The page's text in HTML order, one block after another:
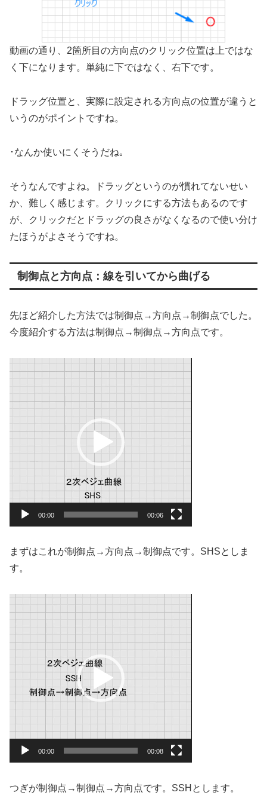
動画の通り、2箇所目の方向点のクリック位置は上ではな
く下になります。単純に下ではなく、右下です。
ドラッグ位置と、実際に設定される方向点の位置が違うと
いうのがポイントですね。
･なんか使いにくそうだね｡
そうなんですよね。ドラッグというのが慣れてないせい
か、難しく感じます。クリックにする方法もあるのです
が、クリックだとドラッグの良さがなくなるので使い分け
たほうがよさそうですね。
制御点と方向点：線を引いてから曲げる
先ほど紹介した方法では制御点→方向点→制御点でした。
今度紹介する方法は制御点→制御点→方向点です。
プ
ー
00:00 00:06
まずはこれが制御点→方向点→制御点です。SHSとしま
す。
ー
00:00 00:08
つぎが制御点→制御点→方向点です。SSHとします。